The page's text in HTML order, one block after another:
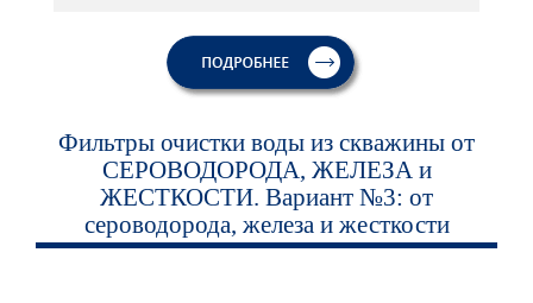
Фильтры очистки воды из скважины от
СЕРОВОДОРОДА, ЖЕЛЕЗА и
ЖЕСТКОСТИ. Вариант №3: от
сероводорода, железа и жесткости